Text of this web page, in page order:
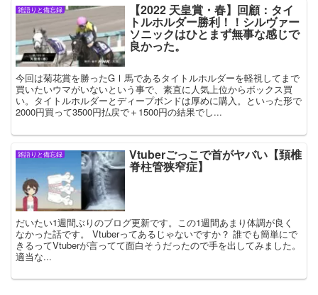
雑語りと備忘録 【2022 天皇賞・春】回顧：タイ
トルホルダー勝利！！シルヴァー
ソニックはひとまず無事な感じで
良かった。
今回は菊花賞を勝ったGⅠ馬であるタイトルホルダーを軽視してまで
買いたいウマがいないという事で、素直に人気上位からボックス買
い。タイトルホルダーとディープボンドは厚めに購入。といった形で
2000円買って3500円払戻で＋1500円の結果でし...
雑語りと備忘録 Vtuberごっこで首がヤバい【頚椎
脊柱管狭窄症】
だいたい1週間ぶりのブログ更新です。この1週間あまり体調が良く
なかった話です。 Vtuberってあるじゃないですか？ 誰でも簡単にで
きるってVtuberが言ってて面白そうだったので手を出してみました。
適当な...